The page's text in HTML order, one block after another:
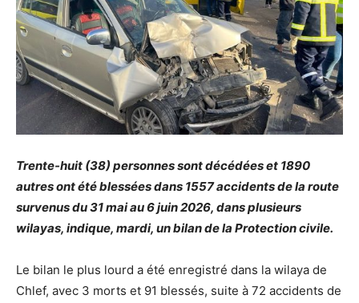
Trente-huit (38) personnes sont décédées et 1890
autres ont été blessées dans 1557 accidents de la route
survenus du 31 mai au 6 juin 2026, dans plusieurs
wilayas, indique, mardi, un bilan de la Protection civile.
Le bilan le plus lourd a été enregistré dans la wilaya de
Chlef, avec 3 morts et 91 blessés, suite à 72 accidents de